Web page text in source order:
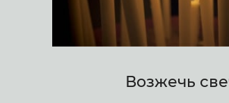
Возжечь